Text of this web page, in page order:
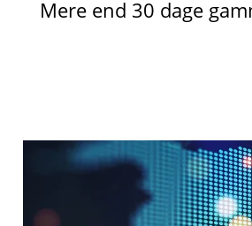
Mere end 30 dage